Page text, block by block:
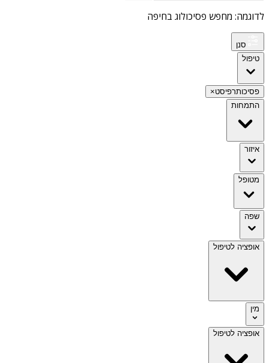
לדוגמה: מחפש פסיכולוג בחיפה
סנן
טיפול
פסיכותרפיסט×
התמחות
איזור
מטופל
שפה
אופציה לטיפול
מין
אופציה לטיפול